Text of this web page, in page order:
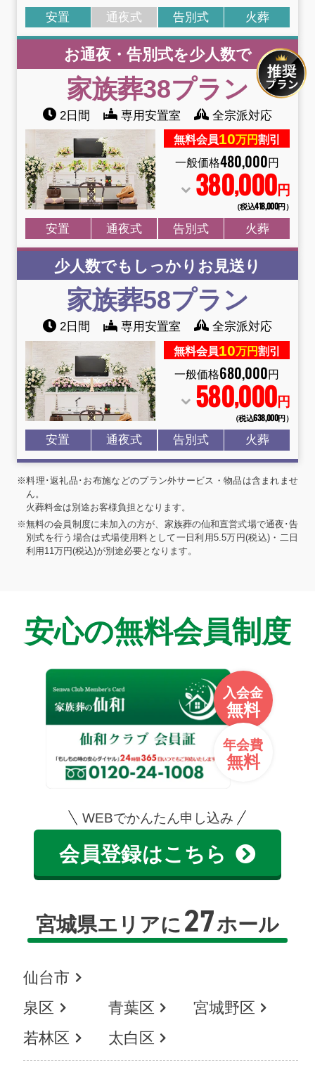
安置 通夜式 告別式 火葬
お通夜・告別式を少人数で
家族葬38プラン
2日間 専用安置室 全宗派対応
無料会員10万円割引
一般価格480,000円
380,000円
（税込418,000円）
安置 通夜式 告別式 火葬
少人数でもしっかりお見送り
家族葬58プラン
2日間 専用安置室 全宗派対応
無料会員10万円割引
一般価格680,000円
580,000円
（税込638,000円）
安置 通夜式 告別式 火葬
※料理･返礼品･お布施などのプラン外サービス・物品は含まれませ
ん。
火葬料金は別途お客様負担となります。
※無料の会員制度に未加入の方が、家族葬の仙和直営式場で通夜･告
別式を行う場合は式場使用料として一日利用5.5万円(税込)・二日
利用11万円(税込)が別途必要となります。
安心の無料会員制度
入会金
無料
年会費
無料
WEBでかんたん申し込み
会員登録はこちら
宮城県エリアに 27ホール
仙台市
泉区
青葉区
宮城野区
若林区
太白区